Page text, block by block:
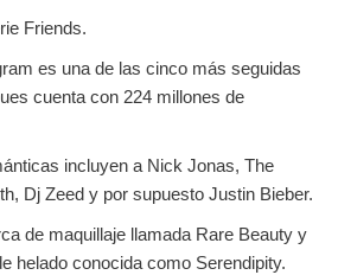
Friends.
es una de las cinco más seguidas
cuenta con 224 millones de
incluyen a Nick Jonas, The
Dj Zeed y por supuesto Justin Bieber.
de maquillaje llamada Rare Beauty y
helado conocida como Serendipity.